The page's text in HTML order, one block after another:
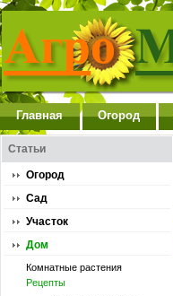
Главная Огород
Статьи
Огород
Сад
Участок
Дом
Комнатные растения
Рецепты